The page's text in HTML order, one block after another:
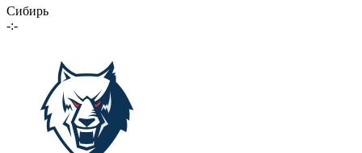
Сибирь
-:-